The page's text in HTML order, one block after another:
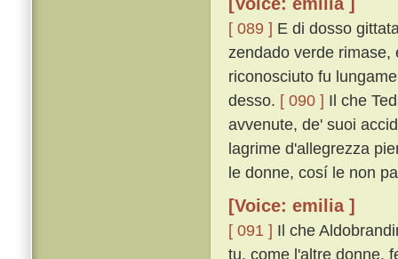
[ 089 ] E di dosso
zendado verde
riconosciuto fu
desso. [ 090 ] Il che
avvenute, de' suoi
lagrime d'allegrezza
le donne, cosí le non
[Voice: emilia ]
[ 091 ] Il che
tu, come l'altre donne,